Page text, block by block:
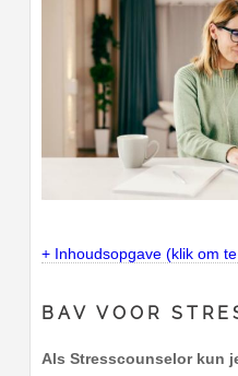
+ Inhoudsopgave (klik om
BAV VOOR
Als Stresscounselor kun